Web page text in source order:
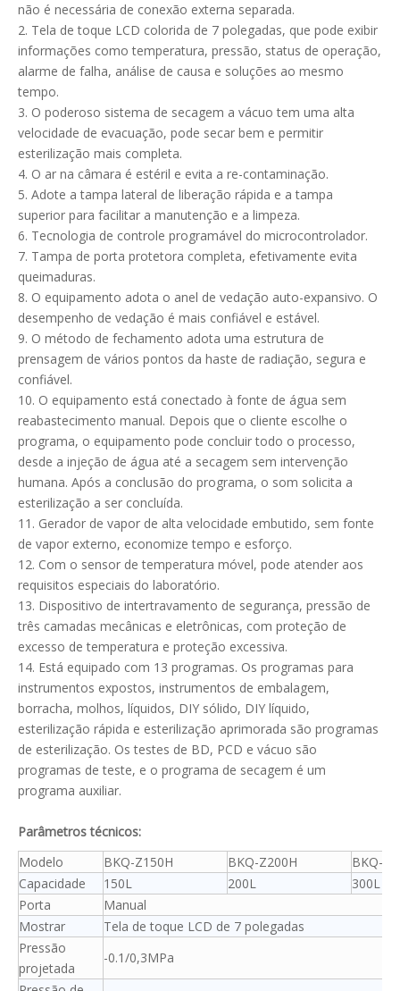
não é necessária de conexão externa separada.
2. Tela de toque LCD colorida de 7 polegadas, que pode exibir
informações como temperatura, pressão, status de operação,
alarme de falha, análise de causa e soluções ao mesmo
tempo.
3. O poderoso sistema de secagem a vácuo tem uma alta
velocidade de evacuação, pode secar bem e permitir
esterilização mais completa.
4. O ar na câmara é estéril e evita a re-contaminação.
5. Adote a tampa lateral de liberação rápida e a tampa
superior para facilitar a manutenção e a limpeza.
6. Tecnologia de controle programável do microcontrolador.
7. Tampa de porta protetora completa, efetivamente evita
queimaduras.
8. O equipamento adota o anel de vedação auto-expansivo. O
desempenho de vedação é mais confiável e estável.
9. O método de fechamento adota uma estrutura de
prensagem de vários pontos da haste de radiação, segura e
confiável.
10. O equipamento está conectado à fonte de água sem
reabastecimento manual. Depois que o cliente escolhe o
programa, o equipamento pode concluir todo o processo,
desde a injeção de água até a secagem sem intervenção
humana. Após a conclusão do programa, o som solicita a
esterilização a ser concluída.
11. Gerador de vapor de alta velocidade embutido, sem fonte
de vapor externo, economize tempo e esforço.
12. Com o sensor de temperatura móvel, pode atender aos
requisitos especiais do laboratório.
13. Dispositivo de intertravamento de segurança, pressão de
três camadas mecânicas e eletrônicas, com proteção de
excesso de temperatura e proteção excessiva.
14. Está equipado com 13 programas. Os programas para
instrumentos expostos, instrumentos de embalagem,
borracha, molhos, líquidos, DIY sólido, DIY líquido,
esterilização rápida e esterilização aprimorada são programas
de esterilização. Os testes de BD, PCD e vácuo são
programas de teste, e o programa de secagem é um
programa auxiliar.
Parâmetros técnicos:
Modelo
BKQ-Z150H BKQ-Z200H
BKQ-
Capacidade
150L 200L
300L
Porta
Manual
Mostrar
Tela de toque LCD de 7 polegadas
Pressão
projetada
-0.1/0,3MPa